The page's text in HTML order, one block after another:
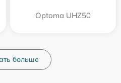
Optoma UHZ50
больше